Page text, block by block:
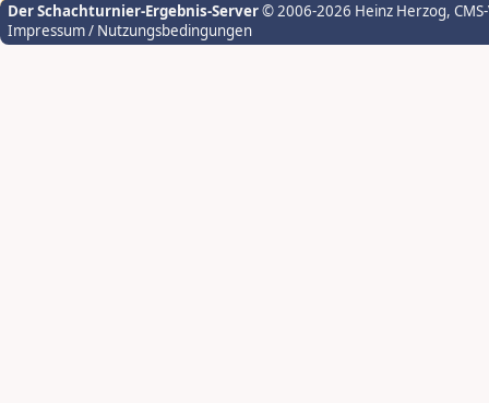
Der Schachturnier-Ergebnis-Server© 2006-2026 Heinz Herzog,
Impressum / Nutzungsbedingungen